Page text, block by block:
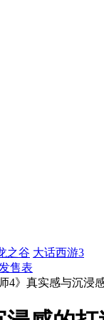
之谷 大话西游3
发售表
4》真实感与沉浸